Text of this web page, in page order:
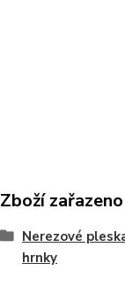
Zboží
Nerezové
hrnky